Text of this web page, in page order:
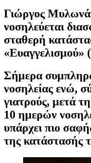
Γιώργος
νοσηλεύεται
σταθερή
«Ευαγγελισμού»
Σήμερα
νοσηλείας ενώ,
γιατρούς, μετά
10 ημερών
υπάρχει πιο
της κατάστασής